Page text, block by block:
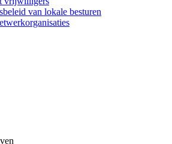
van lokale besturen